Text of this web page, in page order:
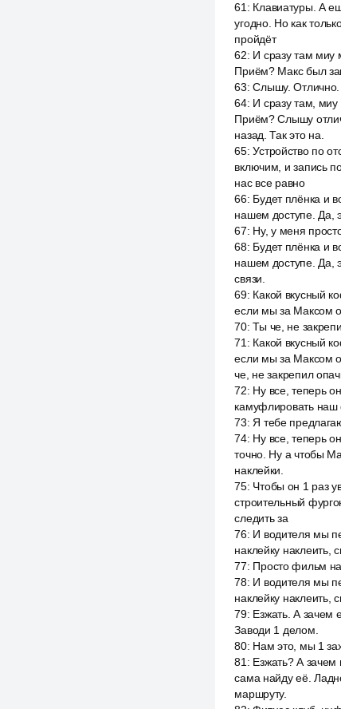
61 : Клавиатуры. А
угодно. Но как
пройдёт
62: И сразу там миу
Приём? Макс был
63:Слышу. Отлично.
64: И сразу там,
Приём? Слышу
назад. Так это на.
65:Устройство по
включим, и запись
нас все равно
66: Будет плёнка и
нашем доступе. Да,
67: Ну, у меня
68: Будет плёнка и
нашем доступе. Да,
связи.
69: Какой вкусный
если мы за Максом
70:Ты че, не
71 : Какой вкусный
если мы за Максом
че, не закрепил
72: Ну все, теперь
камуфлировать наш
73: Я тебе
74: Ну все, теперь
точно. Ну а чтобы
наклейки.
75: Чтобы он 1 раз
строительный
следить за
76: И водителя мы
наклейку наклеить,
77: Просто фильм
78: И водителя мы
наклейку наклеить,
79: Езжать. А зачем
Заводи 1 делом.
80: Нам это, мы 1
81 : Езжать? А
сама найду её.
маршруту.